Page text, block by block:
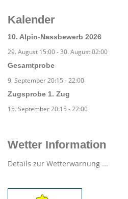
Kalender
10. Alpin-Nassbewerb 2026
29. August 15:00-30. August 02:00
Gesamtprobe
9. September 20:15 -22:00
Zugsprobe 1. Zug
15. September 20:15 -22:00
Wetter Information
Details zur Wetterwarnung ...